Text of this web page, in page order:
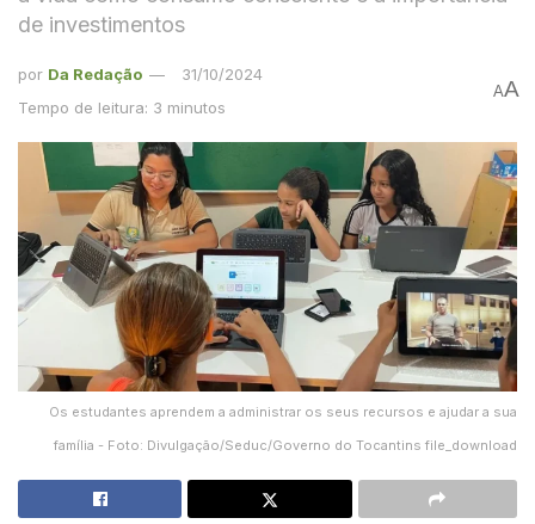
de investimentos
por Da Redação
31/10/2024
Tempo de leitura: 3 minutos
AA
Os estudantes aprendem a administrar os seus recursos e ajudar a sua
família - Foto: Divulgação/Seduc/Governo do Tocantins file_download